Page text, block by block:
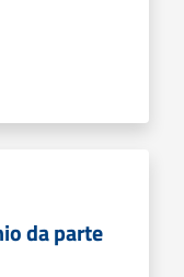
da parte